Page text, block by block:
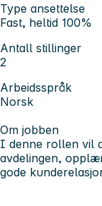
Type ansettelse
Fast, heltid 100%
Antall stillinger
2
Arbeidsspråk
Norsk
Om jobben
I denne rollen vil
avdelingen,
gode